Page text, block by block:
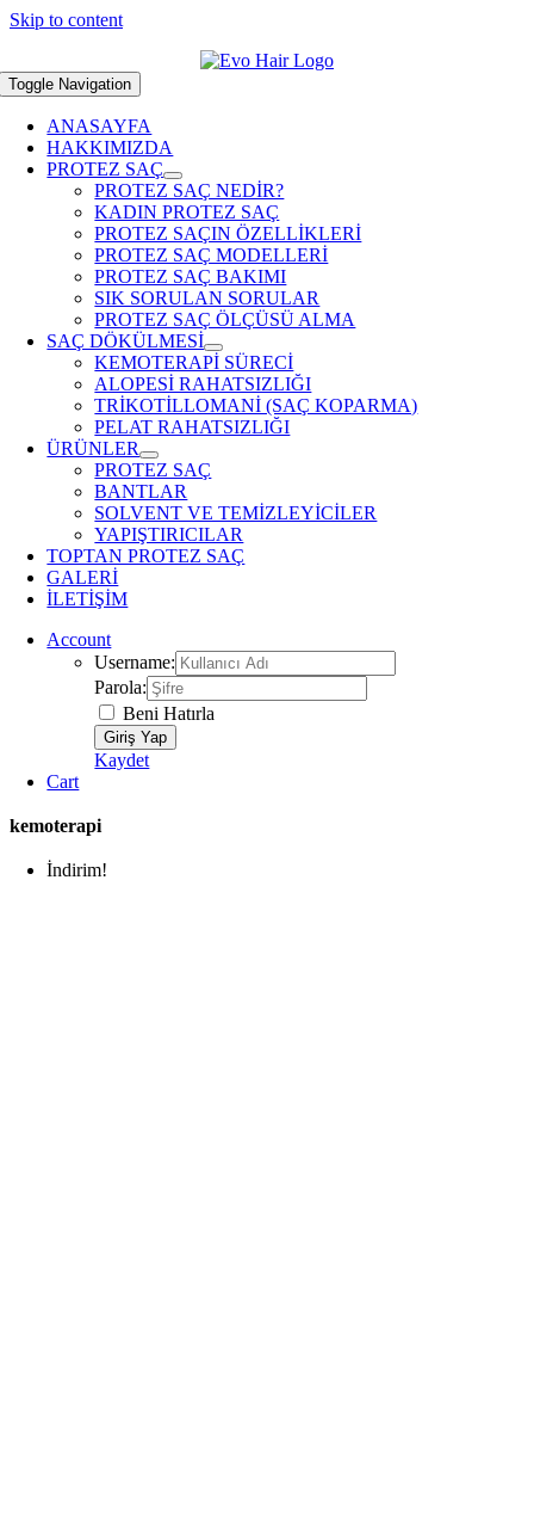
Skip to content
Toggle Navigation
ANASAYFA
HAKKIMIZDA
PROTEZ SAÇ
PROTEZ SAÇ NEDİR?
KADIN PROTEZ SAÇ
PROTEZ SAÇIN ÖZELLİKLERİ
PROTEZ SAÇ MODELLERİ
PROTEZ SAÇ BAKIMI
SIK SORULAN SORULAR
PROTEZ SAÇ ÖLÇÜSÜ ALMA
SAÇ DÖKÜLMESİ
KEMOTERAPİ SÜRECİ
ALOPESİ RAHATSIZLIĞI
TRİKOTİLLOMANİ (SAÇ KOPARMA)
PELAT RAHATSIZLIĞI
ÜRÜNLER
PROTEZ SAÇ
BANTLAR
SOLVENT VE TEMİZLEYİCİLER
YAPIŞTIRICILAR
TOPTAN PROTEZ SAÇ
GALERİ
İLETİŞİM
Account
Username:
Parola:
Beni Hatırla
Kaydet
Cart
kemoterapi
İndirim!